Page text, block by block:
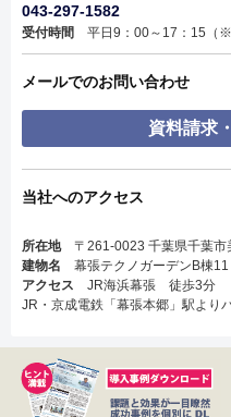
043-297-1582
受付時間 平日9：00～17：15（※
メールでのお問い合わせ
資料請求
当社へのアクセス
所在地〒261-0023 千葉県千葉市
建物名 幕張テクノガーデンB棟11
アクセス JR海浜幕張 徒歩3分
JR・京成電鉄「幕張本郷」駅より